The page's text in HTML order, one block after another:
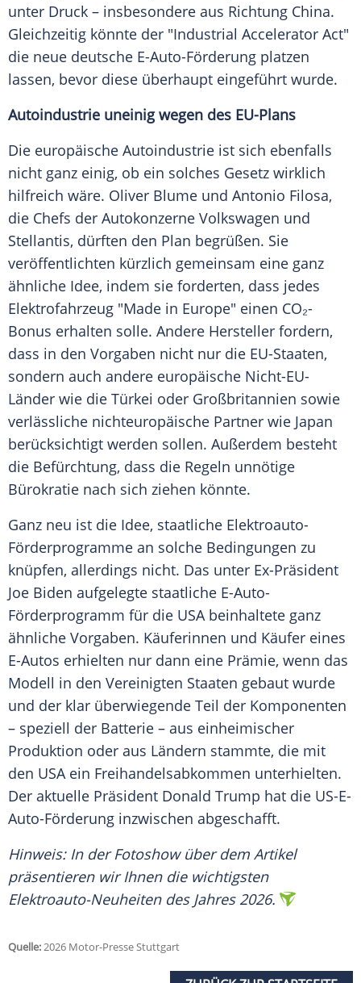
unter Druck – insbesondere aus Richtung China.
Gleichzeitig könnte der "Industrial Accelerator Act"
die neue deutsche E-Auto-Förderung platzen
lassen, bevor diese überhaupt eingeführt wurde.
Autoindustrie uneinig wegen des EU-Plans
Die europäische Autoindustrie ist sich ebenfalls
nicht ganz einig, ob ein solches Gesetz wirklich
hilfreich wäre. Oliver Blume und Antonio Filosa,
die Chefs der Autokonzerne Volkswagen und
Stellantis, dürften den Plan begrüßen. Sie
veröffentlichten kürzlich gemeinsam eine ganz
ähnliche Idee, indem sie forderten, dass jedes
Elektrofahrzeug "Made in Europe" einen CO₂-
Bonus erhalten solle. Andere Hersteller fordern,
dass in den Vorgaben nicht nur die EU-Staaten,
sondern auch andere europäische Nicht-EU-
Länder wie die Türkei oder Großbritannien sowie
verlässliche nichteuropäische Partner wie Japan
berücksichtigt werden sollen. Außerdem besteht
die Befürchtung, dass die Regeln unnötige
Bürokratie nach sich ziehen könnte.
Ganz neu ist die Idee, staatliche Elektroauto-
Förderprogramme an solche Bedingungen zu
knüpfen, allerdings nicht. Das unter Ex-Präsident
Joe Biden aufgelegte staatliche E-Auto-
Förderprogramm für die USA beinhaltete ganz
ähnliche Vorgaben. Käuferinnen und Käufer eines
E-Autos erhielten nur dann eine Prämie, wenn das
Modell in den Vereinigten Staaten gebaut wurde
und der klar überwiegende Teil der Komponenten
– speziell der Batterie – aus einheimischer
Produktion oder aus Ländern stammte, die mit
den USA ein Freihandelsabkommen unterhielten.
Der aktuelle Präsident Donald Trump hat die US-E-
Auto-Förderung inzwischen abgeschafft.
Hinweis: In der Fotoshow über dem Artikel
präsentieren wir Ihnen die wichtigsten
Elektroauto-Neuheiten des Jahres 2026.
Quelle:2026 Motor-Presse Stuttgart